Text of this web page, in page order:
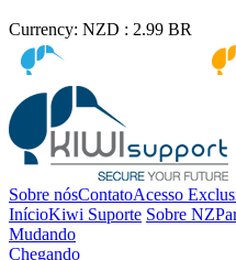
Currency: NZD : 2.99 BR
Sobre nósContatoAcesso
InícioKiwi Suporte Sobre NZ
Mudando
Chegando